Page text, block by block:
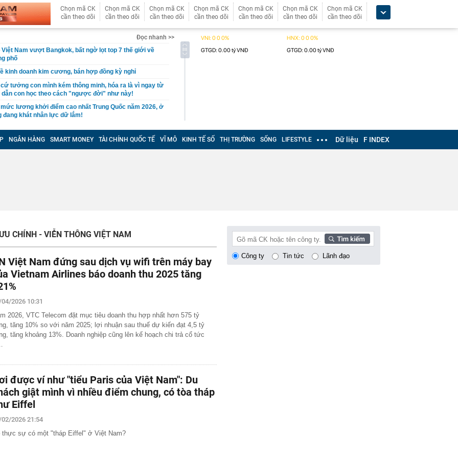
Chọn mã CK
cần theo dõi
Chọn mã CK
cần theo dõi
Chọn mã CK
cần theo dõi
Chọn mã CK
cần theo dõi
Chọn mã CK
cần theo dõi
Chọn mã CK
cần theo dõi
Chọn mã CK
cần theo dõi
Đọc nhanh >>
Việt Nam vượt Bangkok, bất ngờ lọt top 7 thế giới về
phố
kinh doanh kim cương, bán hợp đồng kỳ nghỉ
cứ tưởng con mình kém thông minh, hóa ra là vì ngay từ
dẫn con học theo cách "ngược đời" như này!
mức lương khởi điểm cao nhất Trung Quốc năm 2026, ở
đang khát nhân lực dữ lắm!
trọng về VNeID, tất cả người dùng nên biết
trường bất động sản đang tồn tại những "ốc đảo thông
thường biết nhiều hơn người mua
vùng đất “đệ nhất danh trà” với tỉnh Phú Thọ và Thủ
nghiệp vàng tại Tây Ninh
này chứng minh phong thủy rất tốt
Biên Hoà, cột khói đen bốc cao hàng chục mét
cương vào ngành nghề kinh doanh có điều kiện
trạm y tế ở Đắk Lắk
tháng làm xong hơn 60% siêu sân vận động lớn thứ hai
đài 60.000 chỗ dần thành hình, chuẩn bị lắp mái vòm
triệu đồng/m²
rừng thuộc dạng hiếm bậc nhất thế giới, chia đôi bởi 1
chức cùng vinh danh
trong cùng một ngôi nhà
NGÂN HÀNG SMART MONEY TÀI CHÍNH QUỐC TẾ VĨ MÔ KINH TẾ SỐ THỊ TRƯỜNG SỐNG LIFESTYLE Dữ liệu F INDEX
CHÍNH - VIỄN THÔNG VIỆT NAM
Việt Nam đứng sau dịch vụ wifi trên máy bay
Vietnam Airlines báo doanh thu 2025 tăng
2026 10:31
2026, VTC Telecom đặt mục tiêu doanh thu hợp nhất hơn 575 tỷ
tăng 10% so với năm 2025; lợi nhuận sau thuế dự kiến đạt 4,5 tỷ
tăng khoảng 13%. Doanh nghiệp cũng lên kế hoạch chi trả cổ tức
được ví như "tiểu Paris của Việt Nam": Du
giật mình vì nhiều điểm chung, có tòa tháp
Eiffel
02/2026 21:54
thực sự có một "tháp Eiffel" ở Việt Nam?
Công ty Tin tức Lãnh đạo